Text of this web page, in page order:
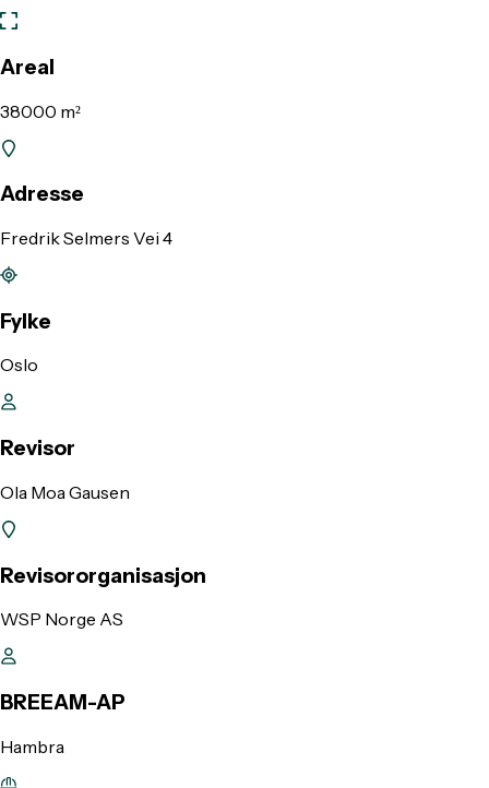
Areal
38000 m²
Adresse
Fredrik Selmers Vei 4
Fylke
Oslo
Revisor
Ola Moa Gausen
Revisororganisasjon
WSP Norge AS
BREEAM-AP
Hambra